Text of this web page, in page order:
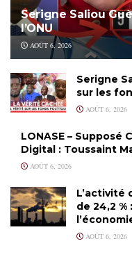
Serigne Saliou
l’ONU
AOÛT 6, 2026
Serigne
sur les
AOÛT 6, 2026
LONASE – Supposé
Digital : Toussaint
AOÛT 6, 2026
L’activité
de 24,2 %
AOÛT 6, 2026